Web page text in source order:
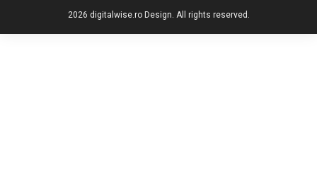
2026 digitalwise.ro Design. All rights reserved.